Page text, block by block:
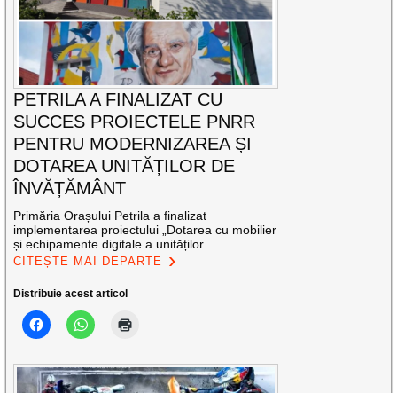
PETRILA A FINALIZAT CU
SUCCES PROIECTELE PNRR
PENTRU MODERNIZAREA ȘI
DOTAREA UNITĂȚILOR DE
ÎNVĂȚĂMÂNT
Primăria Orașului Petrila a finalizat
implementarea proiectului „Dotarea cu mobilier
și echipamente digitale a unităților
CITEȘTE MAI DEPARTE
Distribuie acest articol